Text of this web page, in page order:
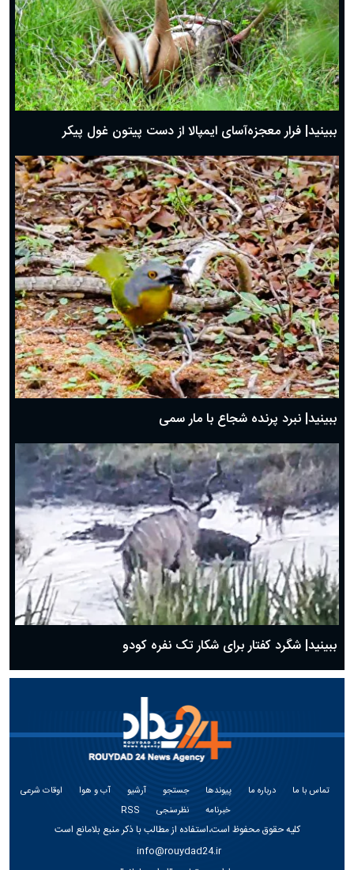
ببینید| فرار معجزه‌آسای ایمپالا از دست پیتون غول پیکر
ببینید| نبرد پرنده شجاع با مار سمی
ببینید| شگرد کفتار برای شکار تک نفره کودو
تماس با ما درباره ما پیوندها جستجو آرشیو آب و هوا
اوقات شرعی
خبرنامه
نظرسنجی RSS
کلیه حقوق محفوظ است،استفاده از مطالب با ذکر منبع بلامانع است
info@rouydad24.ir